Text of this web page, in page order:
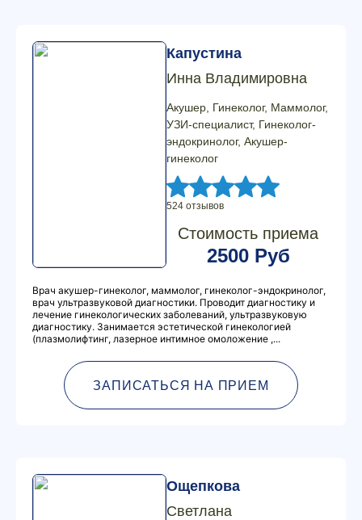
Капустина
Инна Владимировна
Акушер, Гинеколог, Маммолог,
УЗИ-специалист, Гинеколог-
эндокринолог, Акушер-
гинеколог
524 отзывов
Стоимость приема
2500 Руб
Врач акушер-гинеколог, маммолог, гинеколог-эндокринолог,
врач ультразвуковой диагностики. Проводит диагностику и
лечение гинекологических заболеваний, ультразвуковую
диагностику. Занимается эстетической гинекологией
(плазмолифтинг, лазерное интимное омоложение ,...
ЗАПИСАТЬСЯ НА ПРИЕМ
Ощепкова
Светлана